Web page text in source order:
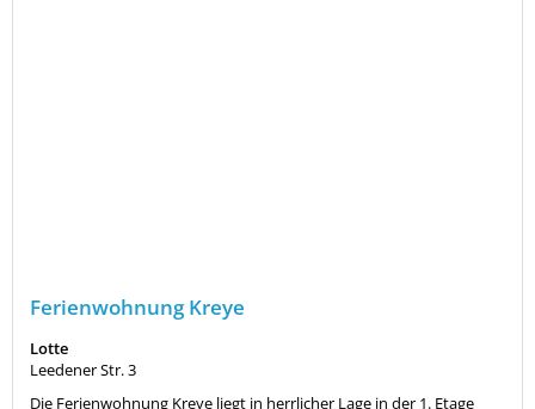
Ferienwohnung Kreye
Lotte
Leedener Str. 3
Die Ferienwohnung Kreye liegt in herrlicher Lage in der 1. Etage